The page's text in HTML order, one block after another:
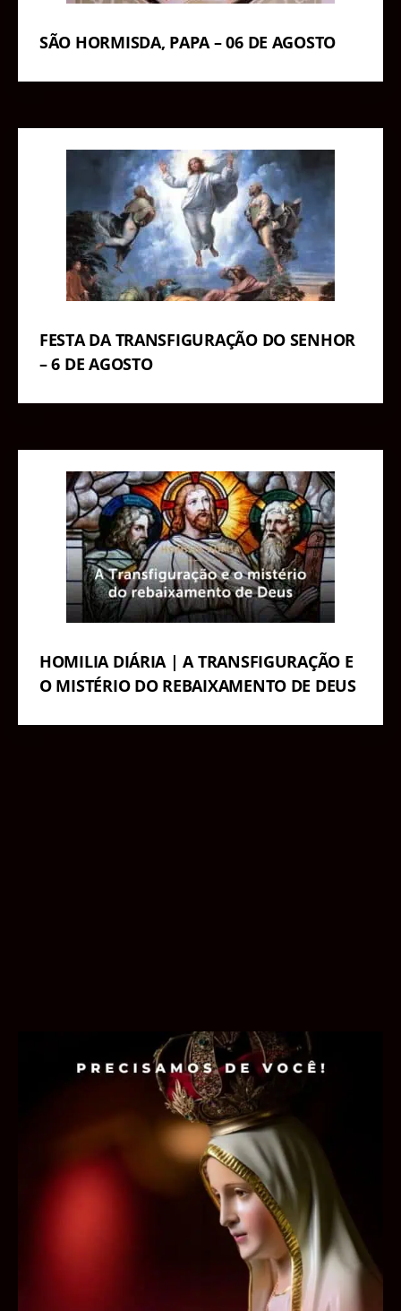
SÃO HORMISDA, PAPA – 06 DE AGOSTO
FESTA DA TRANSFIGURAÇÃO DO SENHOR
– 6 DE AGOSTO
HOMILIA DIÁRIA | A TRANSFIGURAÇÃO E
O MISTÉRIO DO REBAIXAMENTO DE DEUS